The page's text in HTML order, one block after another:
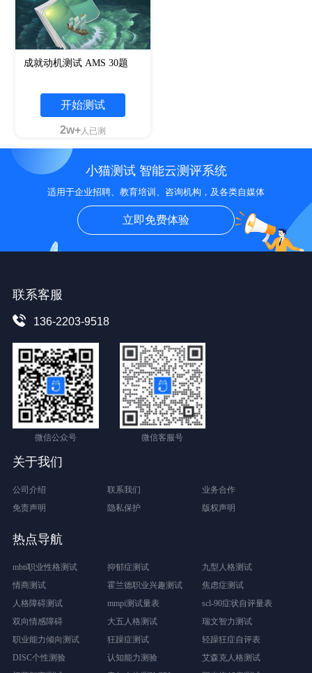
成就动机测试 AMS 30题
开始测试
2w+人已测
小猫测试 智能云测评系统
适用于企业招聘、教育培训、咨询机构，及各类自媒体
立即免费体验
联系客服
136-2203-9518
微信公众号 微信客服号
关于我们
公司介绍 联系我们
业务合作
免责声明
隐私保护 版权声明
热点导航
mbti职业性格测试 抑郁症测试
九型人格测试
情商测试
霍兰德职业兴趣测试
焦虑症测试
人格障碍测试
mmpi测试量表
scl-90症状自评量表
双向情感障碍
大五人格测试
瑞文智力测试
职业能力倾向测试
狂躁症测试
轻躁狂症自评表
DISC个性测验
认知能力测验
艾森克人格测试